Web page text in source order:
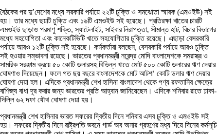
বৈঠকের পর দু’দেশের মধ্যে সরকারি পর্যায়ে ২২টি চুক্তি ও সমঝোতা স্মারক (এমওইউ) সই
হয়। তার মধ্যে ছয়টি চুক্তি এবং ১৬টি এমওইউ সই হয়েছে। প্রতিরক্ষা খাতের চারটি
এমওইউ ছাড়াও পরমাণু শক্তি, স্যাটেলাইট, সাইবার নিরাপত্তা, সীমান্ত হাট, বিচার বিভাগের
মধ্যে সহযোগিতা এবং কানেকটিভিটি খাতে সহযোগিতার চুক্তি রয়েছে। এছাড়া বেসরকারি
পর্যায়ে আরও ১২টি চুক্তি সই হয়েছে। কর্মকর্তারা বলছেন, বেসরকারি পর্যায়ে আরও চুক্তি
সই হওয়ার সম্ভাবনা রয়েছে। ভারতের প্রধানমন্ত্রী নরেন্দ্র মোদি বাংলাদেশকে সমরাস্ত্র ও
সামরিক সরঞ্জাম ক্রয়ে ৫০ কোটি ডলারসহ বিভিন্ন খাতে মোট ৫০০ কোটি ডলারের ঋণ দেয়ার
ঘোষণাও দিয়েছেন। ফলে গত ছয় বছরে বাংলাদেশকে মোট আটশ’ কোটি ডলার ঋণ দেয়ার
ঘোষণা দেয়া হল। এদিকে প্রধানমন্ত্রী শেখ হাসিনা বাংলাদেশ থেকে পণ্য রফতানির ক্ষেত্রে
বাণিজ্য বাধা দূর করার জন্য ভারতের প্রতি আহ্বান জানিয়েছেন। এদিকে শনিবার রাতে ঢাকা-
দিল্লি ৬২ দফা যৌথ ঘোষণা দেয়া হয়।
প্রধানমন্ত্রী শেখ হাসিনার ভারত সফরের দ্বিতীয় দিনে শনিবার এসব চুক্তি ও এমওইউ সই
হয়। সফরের দ্বিতীয় দিনে রাষ্ট্রপতি ভবনে গার্ড অব অনার গ্রহণের মধ্য দিয়ে দিনের কর্মসূচি